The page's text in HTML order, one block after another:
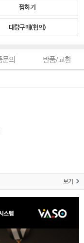
찜하기
대량구매(협의)
문의 반품/교환
보기